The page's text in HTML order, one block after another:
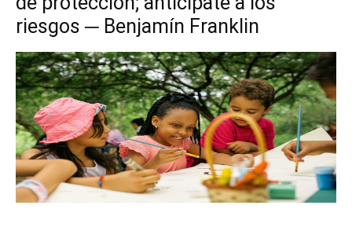
riesgos ─ Benjamín Franklin